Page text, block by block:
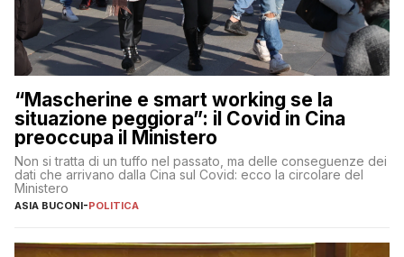
“Mascherine e smart working se la
situazione peggiora”: il Covid in Cina
preoccupa il Ministero
Non si tratta di un tuffo nel passato, ma delle conseguenze dei
dati che arrivano dalla Cina sul Covid: ecco la circolare del
Ministero
ASIA BUCONI-POLITICA